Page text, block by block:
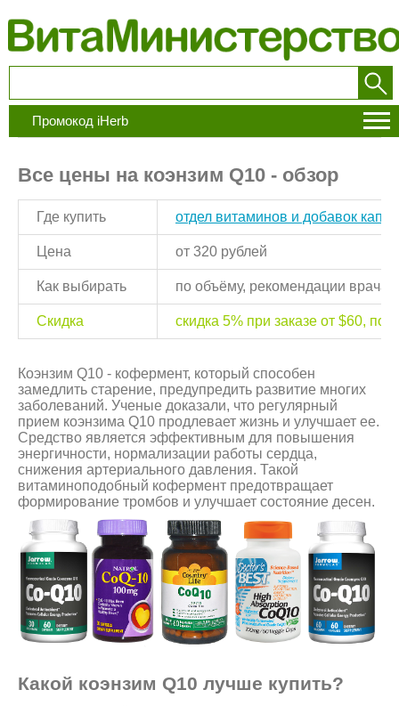
Промокод iHerb
Все цены на коэнзим Q10 - обзор
Где купить отдел витаминов и добавок
Цена от 320 рублей
Как выбирать по объёму, рекомендации врача,
Скидка скидка 5% при заказе от $60, по
Коэнзим Q10 - кофермент, который способен
замедлить старение, предупредить развитие многих
заболеваний. Ученые доказали, что регулярный
прием коэнзима Q10 продлевает жизнь и улучшает ее.
Средство является эффективным для повышения
энергичности, нормализации работы сердца,
снижения артериального давления. Такой
витаминоподобный кофермент предотвращает
формирование тромбов и улучшает состояние десен.
Какой коэнзим Q10 лучше купить?